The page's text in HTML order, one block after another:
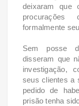
deixaram que
formalmente
Sem posse
disseram que
investigação,
seus clientes a
pedido de
prisão tenha